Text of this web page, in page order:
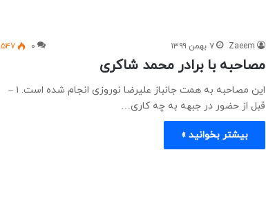
Zaeem ۷ بهمن ۱۳۹۹ ۰ ۵۴۷
مصاحبه با برادر محمد شاکری
این مصاحبه به همت جانباز علیرضا نوروزی انجام شده است. ۱ –
قبل از حضور در جبهه به چه کاری…
بیشتر بخوانید »